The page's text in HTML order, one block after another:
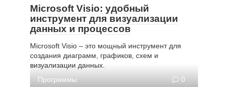
Microsoft Visio: удобный
инструмент для визуализации
данных и процессов
Microsoft Visio – это мощный инструмент для
создания диаграмм, графиков, схем и
визуализации данных.
Программы
0